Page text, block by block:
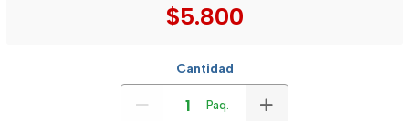
$5.800
Cantidad
Paq.